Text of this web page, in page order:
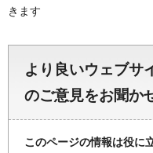
きます
より良いウェブサ
のご意見をお聞か
このページの情報は役に